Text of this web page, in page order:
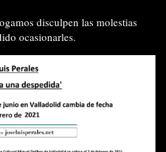
disculpen las molestias
ocasionarles.